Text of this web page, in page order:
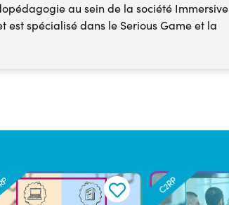
au sein de la société Immersive
est spécialisé dans le Serious Game et la
C2RP